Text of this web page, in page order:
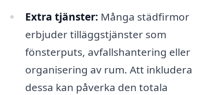
Extra tjänster: Många städfirmor
erbjuder tilläggstjänster som
fönsterputs, avfallshantering eller
organisering av rum. Att inkludera
dessa kan påverka den totala